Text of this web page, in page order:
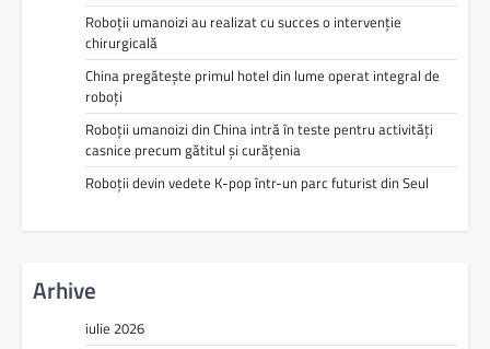
Roboții umanoizi au realizat cu succes o intervenție
chirurgicală
China pregătește primul hotel din lume operat integral de
roboți
Roboții umanoizi din China intră în teste pentru activități
casnice precum gătitul și curățenia
Roboții devin vedete K-pop într-un parc futurist din Seul
Arhive
iulie 2026